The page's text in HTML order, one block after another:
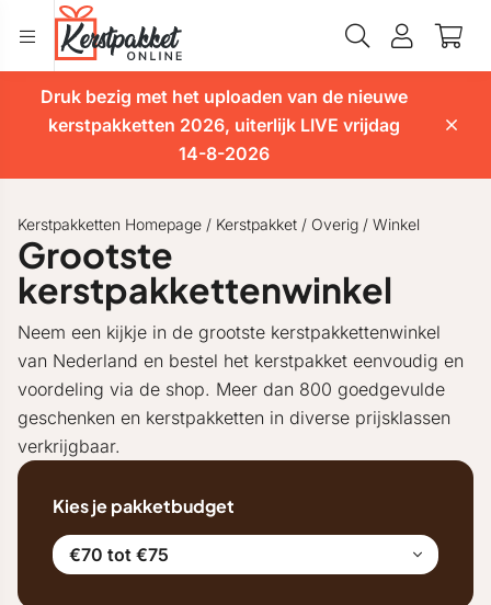
Druk bezig met het uploaden van de nieuwe
kerstpakketten 2026, uiterlijk LIVE vrijdag
14-8-2026
Kerstpakketten Homepage / Kerstpakket / Overig / Winkel
Grootste
kerstpakkettenwinkel
Neem een kijkje in de grootste kerstpakkettenwinkel
van Nederland en bestel het kerstpakket eenvoudig en
voordeling via de shop. Meer dan 800 goedgevulde
geschenken en kerstpakketten in diverse prijsklassen
verkrijgbaar.
Kies je pakketbudget
€70 tot €75